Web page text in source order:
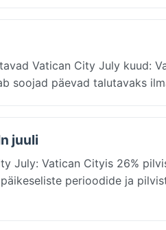
Vatican City July kuud:
soojad päevad talutavaks
juuli
July: Vatican Cityis 26%
perioodide ja